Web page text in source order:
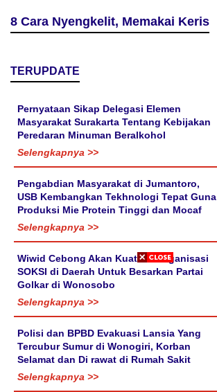
8 Cara Nyengkelit, Memakai Keris
TERUPDATE
Pernyataan Sikap Delegasi Elemen
Masyarakat Surakarta Tentang Kebijakan
Peredaran Minuman Beralkohol
Selengkapnya >>
Pengabdian Masyarakat di Jumantoro,
USB Kembangkan Tekhnologi Tepat Guna
Produksi Mie Protein Tinggi dan Mocaf
Selengkapnya >>
Wiwid Cebong Akan Kuatkan Organisasi
SOKSI di Daerah Untuk Besarkan Partai
Golkar di Wonosobo
Selengkapnya >>
Polisi dan BPBD Evakuasi Lansia Yang
Tercubur Sumur di Wonogiri, Korban
Selamat dan Di rawat di Rumah Sakit
Selengkapnya >>